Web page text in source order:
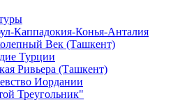
Каппадокия-Конья-Анталия
Век (Ташкент)
Турции
Ривьера (Ташкент)
Иордании
Треугольник"